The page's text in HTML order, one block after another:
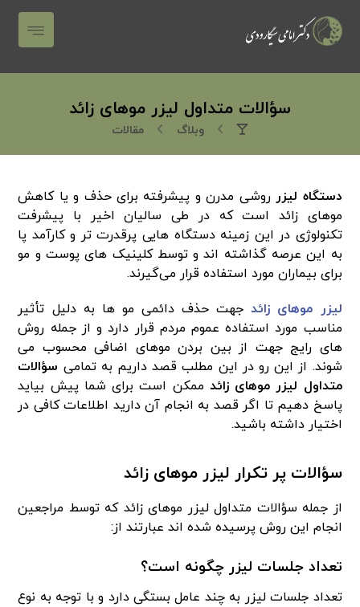
سؤالات متداول لیزر موهای زائد
وبلاگ مقالات
دستگاه لیزر روشی مدرن و پیشرفته برای حذف و یا کاهش
موهای زائد است که در طی سالیان اخیر با پیشرفت
تکنولوژی در این زمینه دستگاه‌ هایی پرقدرت ‌تر و کارآمد پا
به این عرصه گذاشته ‌اند و توسط کلینیک‌ های پوست و مو
برای بیماران مورد استفاده قرار می‌گیرند.
لیزر موهای زائدجهت حذف دائمی مو ها به دلیل تأثیر
مناسب مورد استفاده عموم مردم قرار دارد و از جمله روش
های رایج جهت از بین بردن موهای اضافی محسوب می
شوند. از این رو در این مطلب قصد داریم به تمامی سؤالات
متداول لیزر موهای زائد ممکن است برای شما پیش بیاید
پاسخ دهیم تا اگر قصد به انجام آن دارید اطلاعات کافی در
اختیار داشته باشید.
سؤالات پر تکرار لیزر موهای زائد
از جمله سؤالات متداول لیزر موهای زائد که توسط مراجعین
انجام این روش پرسیده شده اند عبارتند از:
تعداد جلسات لیزر چگونه است؟
تعداد جلسات لیزر به چند عامل بستگی دارد و با توجه به نوع